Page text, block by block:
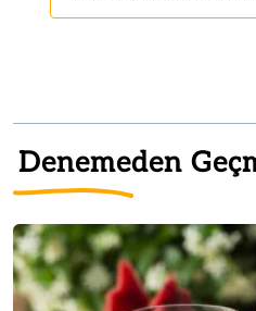
Denemeden